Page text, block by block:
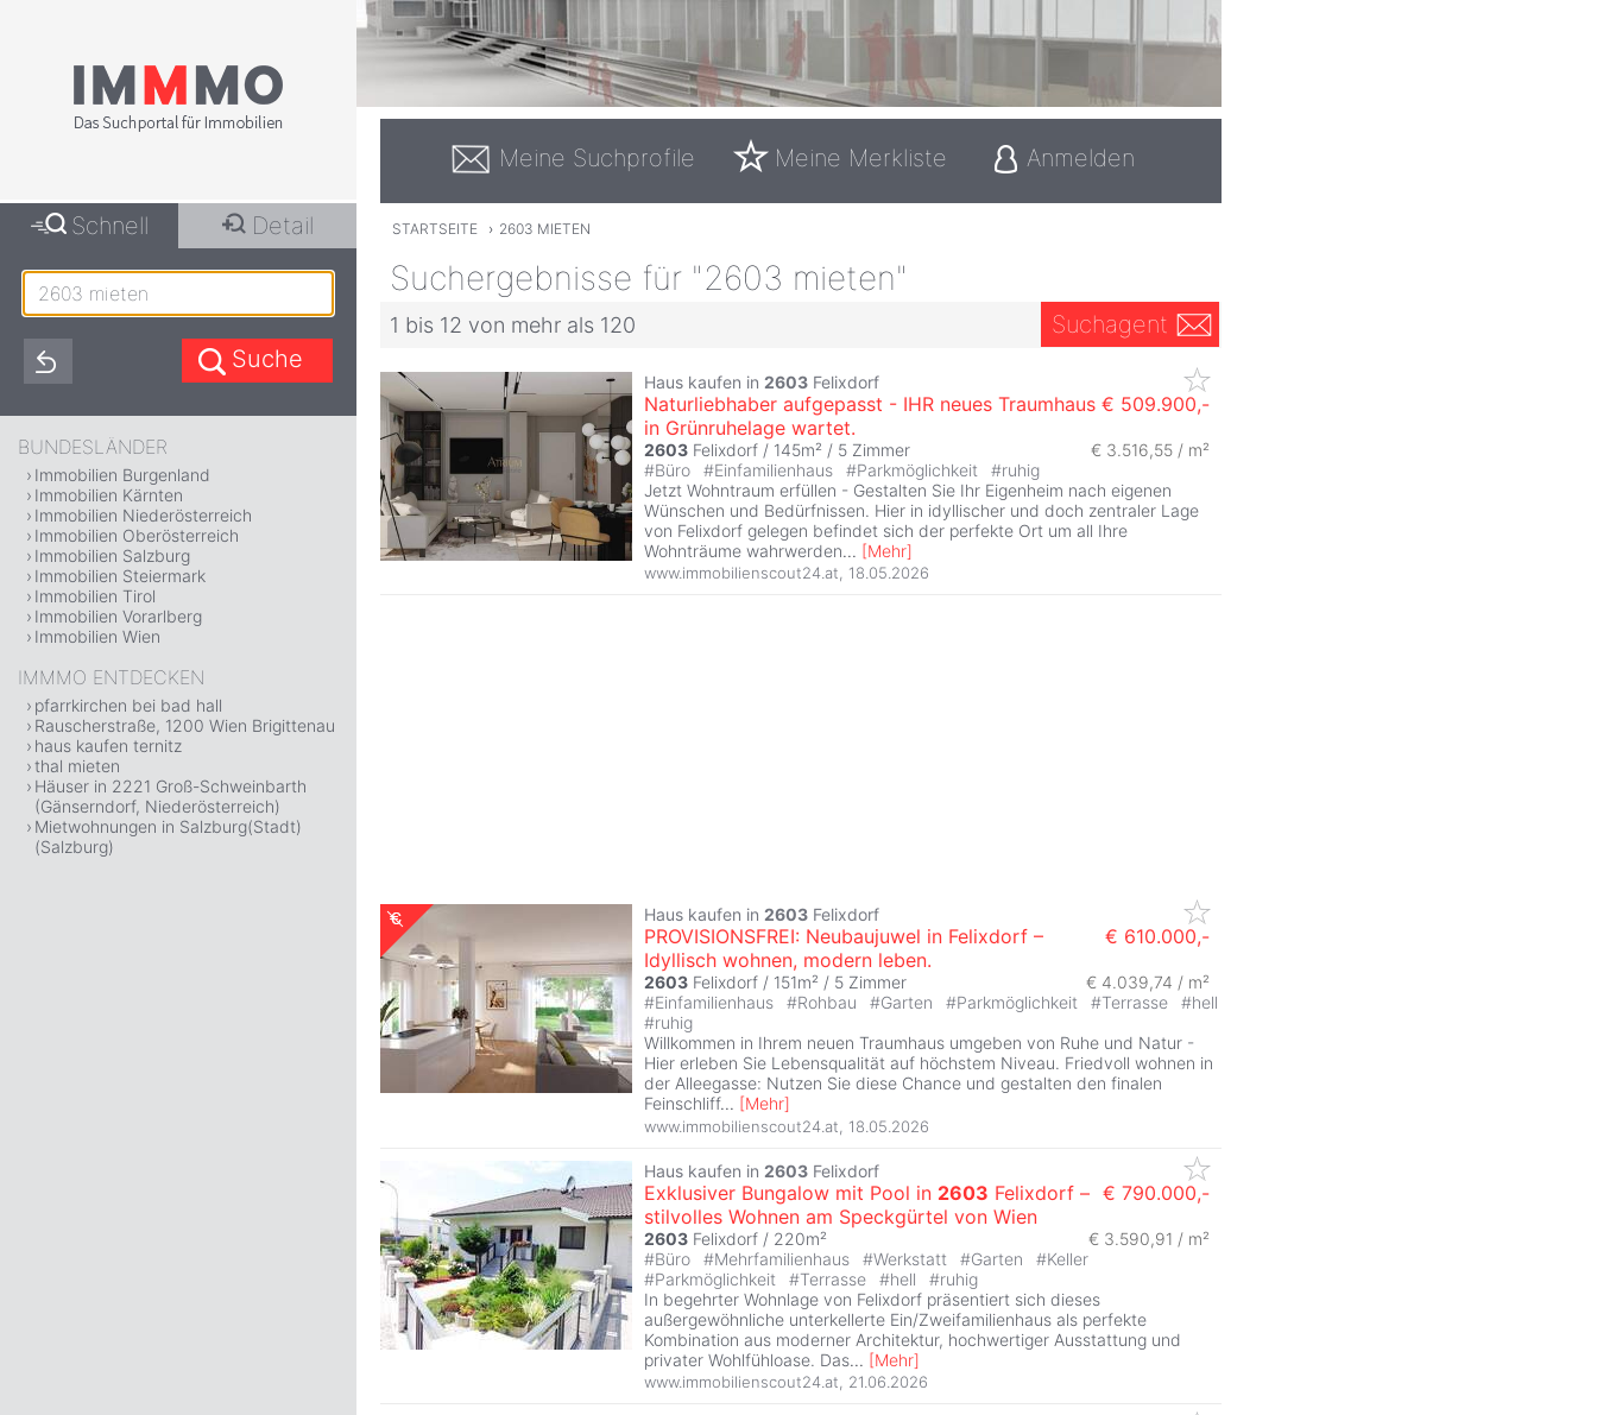
Meine Suchprofile Meine Merkliste Anmelden
STARTSEITE › 2603 MIETEN
Suchergebnisse für "2603 mieten"
1 bis 12 von mehr als 120 Suchagent
Haus kaufen in 2603 Felixdorf
Naturliebhaber aufgepasst - IHR neues Traumhaus
in Grünruhelage wartet.
€ 509.900,-
2603 Felixdorf / 145m² / 5 Zimmer
€ 3.516,55 / m²
#Büro #Einfamilienhaus #Parkmöglichkeit #ruhig
Jetzt Wohntraum erfüllen - Gestalten Sie Ihr Eigenheim nach eigenen
Wünschen und Bedürfnissen. Hier in idyllischer und doch zentraler Lage
von Felixdorf gelegen befindet sich der perfekte Ort um all Ihre
Wohnträume wahrwerden... [Mehr]
www.immobilienscout24.at 18.05.2026
Haus kaufen in 2603 Felixdorf
PROVISIONSFREI: Neubaujuwel in Felixdorf –
Idyllisch wohnen, modern leben.
€ 610.000,-
2603 Felixdorf / 151m² / 5 Zimmer
€ 4.039,74 / m²
#Einfamilienhaus #Rohbau #Garten #Parkmöglichkeit #Terrasse #hell
#ruhig
Willkommen in Ihrem neuen Traumhaus umgeben von Ruhe und Natur -
Hier erleben Sie Lebensqualität auf höchstem Niveau. Friedvoll wohnen in
der Alleegasse: Nutzen Sie diese Chance und gestalten den finalen
Feinschliff... [Mehr]
www.immobilienscout24.at 18.05.2026
Haus kaufen in 2603 Felixdorf
Exklusiver Bungalow mit Pool in 2603 Felixdorf –
stilvolles Wohnen am Speckgürtel von Wien
€ 790.000,-
2603 Felixdorf / 220m²
€ 3.590,91 / m²
#Büro #Mehrfamilienhaus #Werkstatt #Garten #Keller
#Parkmöglichkeit #Terrasse #hell #ruhig
In begehrter Wohnlage von Felixdorf präsentiert sich dieses
außergewöhnliche unterkellerte Ein/Zweifamilienhaus als perfekte
Kombination aus moderner Architektur, hochwertiger Ausstattung und
privater Wohlfühloase. Das... [Mehr]
www.immobilienscout24.at, 21.06.2026
Schnell Detail
BUNDESLÄNDER
Immobilien Burgenland
Immobilien Kärnten
Immobilien Niederösterreich
Immobilien Oberösterreich
Immobilien Salzburg
Immobilien Steiermark
Immobilien Tirol
Immobilien Vorarlberg
Immobilien Wien
IMMMO ENTDECKEN
pfarrkirchen bei bad hall
Rauscherstraße, 1200 Wien Brigittenau
haus kaufen ternitz
thal mieten
Häuser in 2221 Groß-Schweinbarth
(Gänserndorf, Niederösterreich)
Mietwohnungen in Salzburg(Stadt)
(Salzburg)